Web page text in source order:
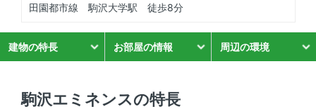
田園都市線 駒沢大学駅 徒歩8分
建物の特長 お部屋の情報 周辺の環境
駒沢エミネンスの特長